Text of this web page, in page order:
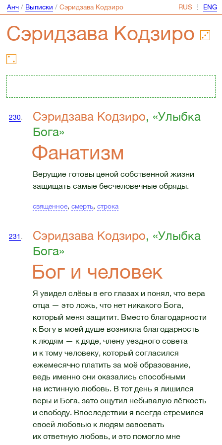
Анч/ Выписки / Сэридзава Кодзиро ⋮
Сэридзава Кодзиро
230. Сэридзава Кодзиро, «Улыбка
Бога»
Фанатизм
Верущие готовы ценой собственной жизни
защищать самые бесчеловечные обряды.
священное,смерть,строка
231 . Сэридзава Кодзиро, «Улыбка
Бога»
Бог и человек
Я увидел слёзы в его глазах и понял, что вера
отца — это ложь, что нет никакого Бога,
который меня защитит. Вместо благодарности
к Богу в моей душе возникла благодарность
к людям — к дяде, члену уездного совета
и к тому человеку, который согласился
ежемесячно платить за моё образование,
ведь именно они оказались способными
на истинную любовь. В тот день я лишился
веры и Бога, зато ощутил небывалую лёгкость
и свободу. Впоследствии я всегда стремился
своей любовью к людям завоевать
их ответную любовь, и это помогло мне